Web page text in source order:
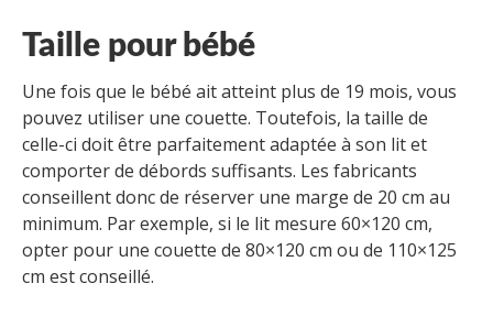
Taille pour bébé
Une fois que le bébé ait atteint plus de 19 mois, vous
pouvez utiliser une couette. Toutefois, la taille de
celle-ci doit être parfaitement adaptée à son lit et
comporter de débords suffisants. Les fabricants
conseillent donc de réserver une marge de 20 cm au
minimum. Par exemple, si le lit mesure 60×120 cm,
opter pour une couette de 80×120 cm ou de 110×125
cm est conseillé.